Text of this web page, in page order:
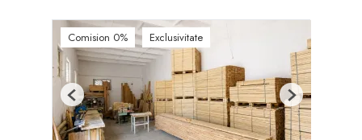
Comision 0% Exclusivitate
Previous Next